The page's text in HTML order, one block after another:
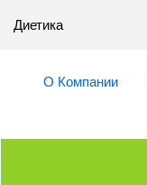
Диетика
О Компании